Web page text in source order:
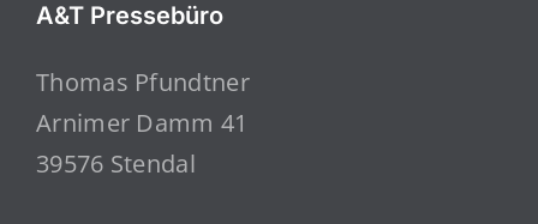
A&T Pressebüro
Thomas Pfundtner
Arnimer Damm 41
39576 Stendal